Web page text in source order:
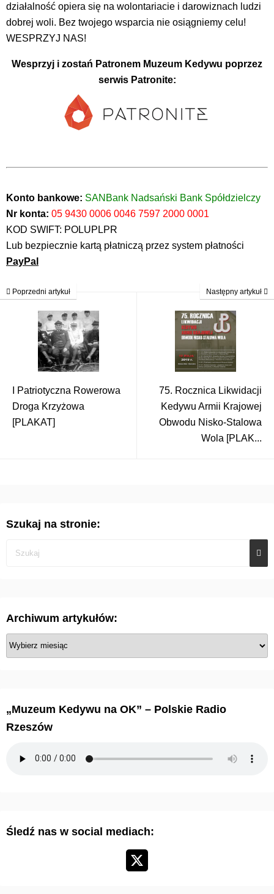
działalność opiera się na wolontariacie i darowiznach ludzi
dobrej woli. Bez twojego wsparcia nie osiągniemy celu!
WESPRZYJ NAS!
Wesprzyj i zostań Patronem Muzeum Kedywu poprzez
serwis Patronite:
Konto bankowe: SANBank Nadsański Bank Spółdzielczy
Nr konta: 05 9430 0006 0046 7597 2000 0001
KOD SWIFT: POLUPLPR
Lub bezpiecznie kartą płatniczą przez system płatności
PayPal
Poprzedni artykuł
I Patriotyczna Rowerowa
Droga Krzyżowa
[PLAKAT]
Następny artykuł
75. Rocznica Likwidacji
Kedywu Armii Krajowej
Obwodu Nisko-Stalowa
Wola [PLAK...
Szukaj na stronie:
Archiwum artykułów:
A
r
k
„Muzeum Kedywu na OK” – Polskie Radio
Rzeszów
Śledź nas w social mediach: